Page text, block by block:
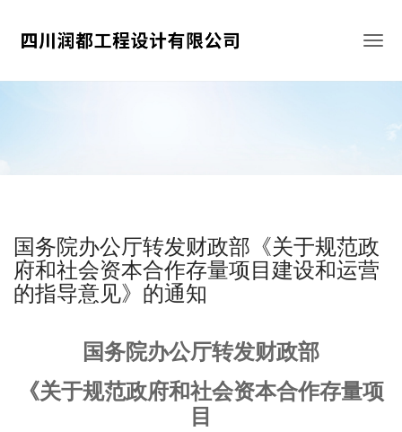
国务院办公厅转发财政部《关于规范政
府和社会资本合作存量项目建设和运营
的指导意见》的通知
国务院办公厅转发财政部
《关于规范政府和社会资本合作存量项
目